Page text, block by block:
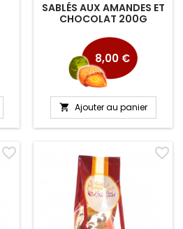
SABLÉS AUX AMANDES ET
CHOCOLAT 200G
Prix
8,00 €
 Ajouter au panier
favorite_border favorite_border